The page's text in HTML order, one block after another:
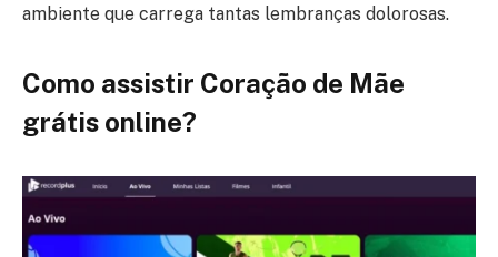
ambiente que carrega tantas lembranças dolorosas.
Como assistir Coração de Mãe
grátis online?